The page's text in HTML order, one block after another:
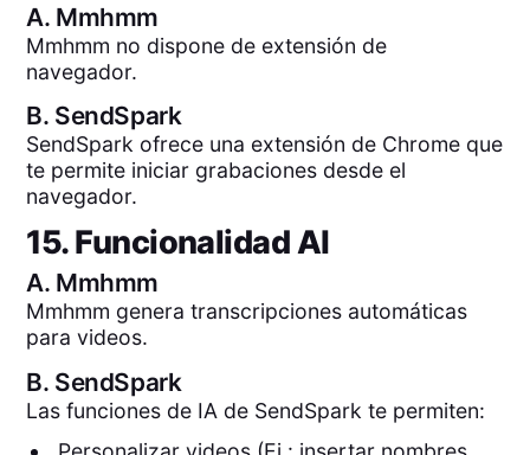
A. Mmhmm
Mmhmm no dispone de extensión de
navegador.
B. SendSpark
SendSpark ofrece una extensión de Chrome que
te permite iniciar grabaciones desde el
navegador.
15. Funcionalidad AI
A. Mmhmm
Mmhmm genera transcripciones automáticas
para videos.
B. SendSpark
Las funciones de IA de SendSpark te permiten: